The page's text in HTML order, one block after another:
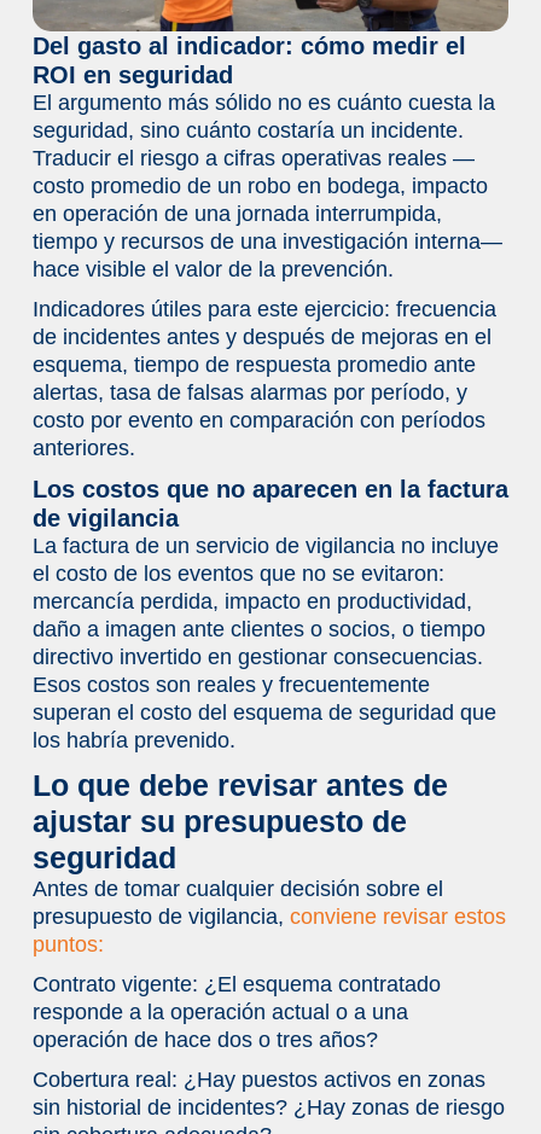
Del gasto al indicador: cómo medir el
ROI en seguridad
El argumento más sólido no es cuánto cuesta la
seguridad, sino cuánto costaría un incidente.
Traducir el riesgo a cifras operativas reales —
costo promedio de un robo en bodega, impacto
en operación de una jornada interrumpida,
tiempo y recursos de una investigación interna—
hace visible el valor de la prevención.
Indicadores útiles para este ejercicio: frecuencia
de incidentes antes y después de mejoras en el
esquema, tiempo de respuesta promedio ante
alertas, tasa de falsas alarmas por período, y
costo por evento en comparación con períodos
anteriores.
Los costos que no aparecen en la factura
de vigilancia
La factura de un servicio de vigilancia no incluye
el costo de los eventos que no se evitaron:
mercancía perdida, impacto en productividad,
daño a imagen ante clientes o socios, o tiempo
directivo invertido en gestionar consecuencias.
Esos costos son reales y frecuentemente
superan el costo del esquema de seguridad que
los habría prevenido.
Lo que debe revisar antes de
ajustar su presupuesto de
seguridad
Antes de tomar cualquier decisión sobre el
presupuesto de vigilancia, conviene revisar estos
puntos:
Contrato vigente: ¿El esquema contratado
responde a la operación actual o a una
operación de hace dos o tres años?
Cobertura real: ¿Hay puestos activos en zonas
sin historial de incidentes? ¿Hay zonas de riesgo